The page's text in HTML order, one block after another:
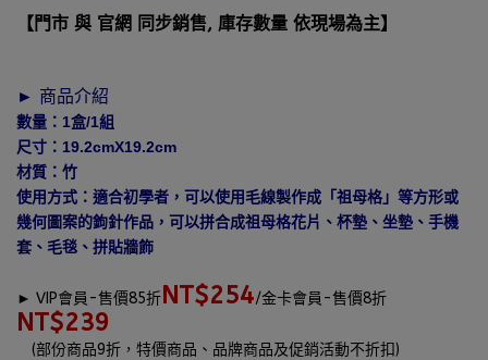
【門市 與 官網 同步銷售, 庫存數量 依現場為主】
► 商品介紹
數量：1盒/1組
尺寸：19.2cmX19.2cm
材質：竹
使用方式：適合初學者，可以使用毛線製作成「祖母格」等方形或
幾何圖案的鉤針作品，可以拼合成祖母格花片、杯墊、坐墊、手機
套、毛毯、拼貼牆飾
► VIP會員-售價85折 NT$254/金卡會員-售價8折
NT$239
(部份商品9折，特價商品、品牌商品及促銷活動不折扣)